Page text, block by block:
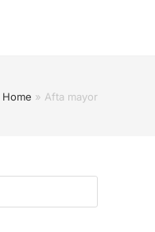
Home » Afta mayor